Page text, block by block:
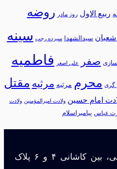
ربیع الاول روز مادر روضه
سیدالشهدا سیزده رجب سینه
صفر علی اصغر فاطمیه
گری محرم مرثيه مرثیه مقتل
امام حسین ولادت امیرالمؤمنین ولادت
عباس پیامبراسلام
نشانی مشهد، خیابان کاشانی، بین کاشانی ۴ و ۶ پلاک